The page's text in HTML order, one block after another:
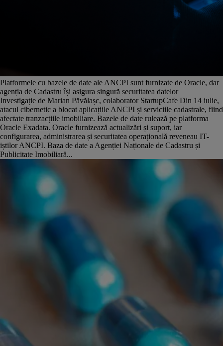
Platformele cu bazele de date ale ANCPI sunt furnizate de Oracle, dar
agenția de Cadastru își asigura singură securitatea datelor
Investigație de Marian Păvălașc, colaborator StartupCafe Din 14 iulie,
atacul cibernetic a blocat aplicațiile ANCPI și serviciile cadastrale, fiind
afectate tranzacțiile imobiliare. Bazele de date rulează pe platforma
Oracle Exadata. Oracle furnizează actualizări și suport, iar
configurarea, administrarea și securitatea operațională reveneau IT-
iștilor ANCPI. Baza de date a Agenției Naționale de Cadastru și
Publicitate Imobiliară...